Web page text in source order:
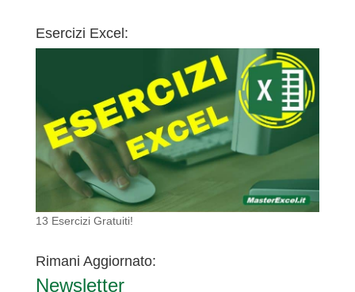
Esercizi Excel:
13 Esercizi Gratuiti!
Rimani Aggiornato:
Newsletter